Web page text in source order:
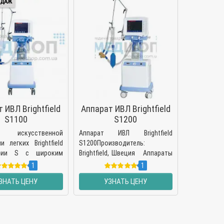
ИВЛ Brightfield
S1100
искусственной
легких Brightfield
S с широким
параметров и для
всех возрастных
1
ЦЕНУ
Аппарат ИВЛ Brightfield
S1200
Аппарат ИВЛ Brightfield
S1200Производитель:
Brightfield, Швеция Аппараты
искусственной вентиляции
легких Brightfield 1200 сери..
1
УЗНАТЬ ЦЕНУ
Цены
формой
на е-мейл,